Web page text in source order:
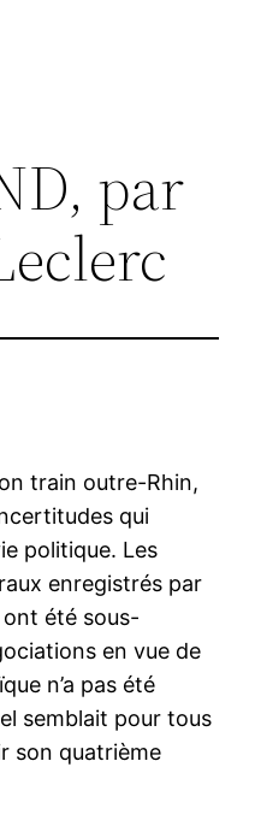
par
train outre-Rhin,
qui
politique. Les
enregistrés par
ont été sous-
en vue de
n’a pas été
semblait pour tous
son quatrième